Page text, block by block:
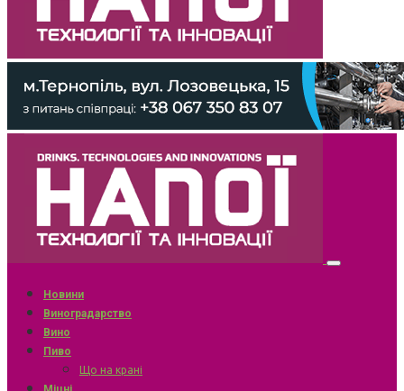
Новини
Виноградарство
Вино
Пиво
Що на крані